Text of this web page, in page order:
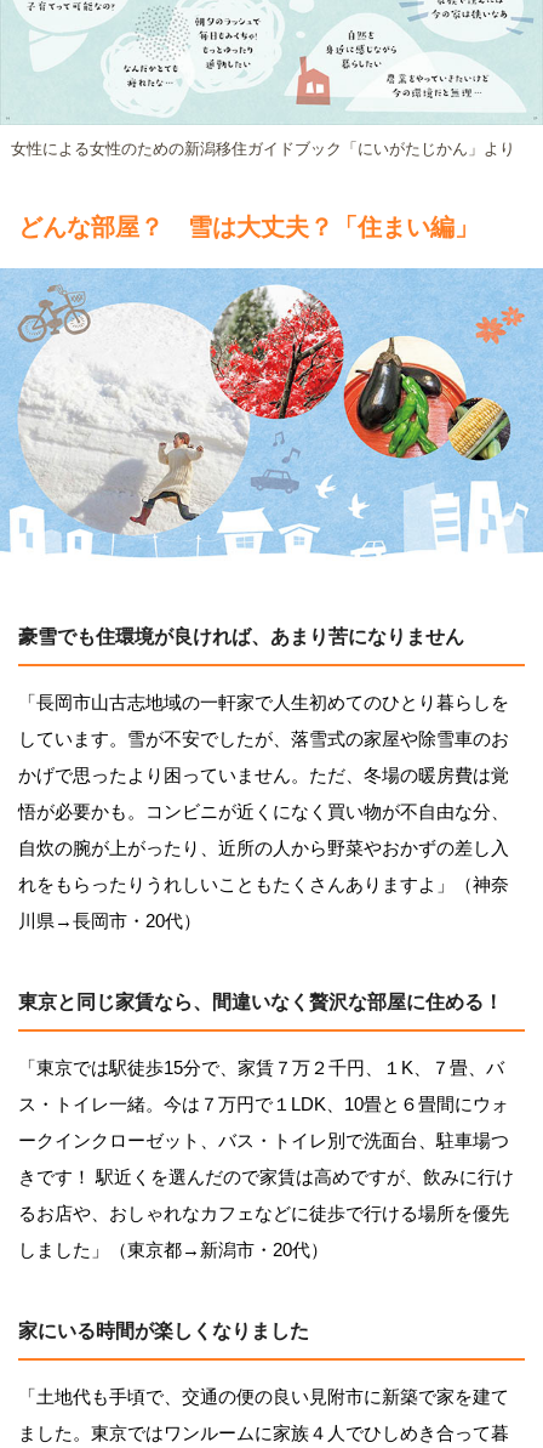
女性による女性のための新潟移住ガイドブック「にいがたじかん」より
どんな部屋？ 雪は大丈夫？「住まい編」
豪雪でも住環境が良ければ、あまり苦になりません
「長岡市山古志地域の一軒家で人生初めてのひとり暮らしを
しています。雪が不安でしたが、落雪式の家屋や除雪車のお
かげで思ったより困っていません。ただ、冬場の暖房費は覚
悟が必要かも。コンビニが近くになく買い物が不自由な分、
自炊の腕が上がったり、近所の人から野菜やおかずの差し入
れをもらったりうれしいこともたくさんありますよ」（神奈
川県→長岡市・20代）
東京と同じ家賃なら、間違いなく贅沢な部屋に住める！
「東京では駅徒歩15分で、家賃７万２千円、１K、７畳、バ
ス・トイレ一緒。今は７万円で１LDK、10畳と６畳間にウォ
ークインクローゼット、バス・トイレ別で洗面台、駐車場つ
きです！ 駅近くを選んだので家賃は高めですが、飲みに行け
るお店や、おしゃれなカフェなどに徒歩で行ける場所を優先
しました」（東京都→新潟市・20代）
家にいる時間が楽しくなりました
「土地代も手頃で、交通の便の良い見附市に新築で家を建て
ました。東京ではワンルームに家族４人でひしめき合って暮